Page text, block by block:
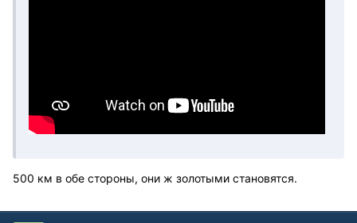
500 км в обе стороны, они ж золотыми становятся.